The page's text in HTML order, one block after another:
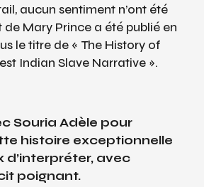
aucun sentiment n’ont été
de Mary Prince a été publié en
le titre de « The History of
Indian Slave Narrative ».
Souria Adèle pour
histoire exceptionnelle
d’interpréter, avec
poignant.